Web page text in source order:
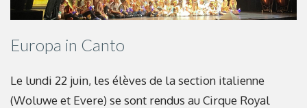
Europa in Canto
Le lundi 22 juin, les élèves de la section italienne
(Woluwe et Evere) se sont rendus au Cirque Royal